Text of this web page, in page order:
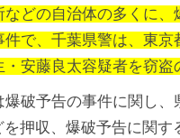
などの自治体の多くに
件で、千葉県警は、東
安藤良太容疑者を窃盗
爆破予告の事件に関し
押収、爆破予告に関す